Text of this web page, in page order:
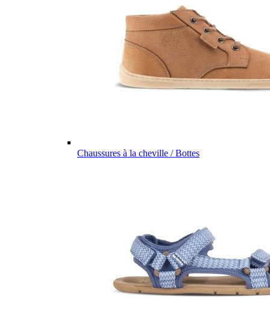
Chaussures à la cheville / Bottes